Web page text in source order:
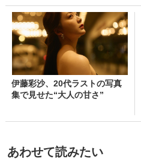
伊藤彩沙、20代ラストの写真
集で見せた“大人の甘さ”
あわせて読みたい